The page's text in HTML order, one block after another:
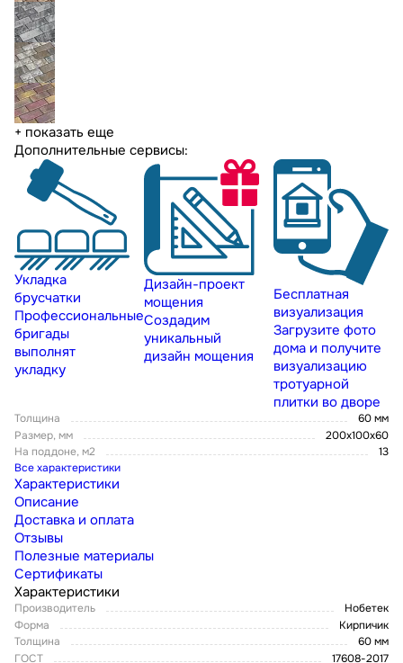
+ показать еще
Дополнительные сервисы:
Укладка
брусчатки
Профессиональные
бригады
выполнят
укладку
Дизайн-проект
мощения
Создадим
уникальный
дизайн мощения
Бесплатная
визуализация
Загрузите фото
дома и получите
визуализацию
тротуарной
плитки во дворе
Толщина
60 мм
Размер, мм
200х100х60
На поддоне, м2
13
Все характеристики
Характеристики
Описание
Доставка и оплата
Отзывы
Полезные материалы
Сертификаты
Характеристики
Производитель
Нобетек
Форма
Кирпичик
Толщина
60 мм
ГОСТ
17608-2017